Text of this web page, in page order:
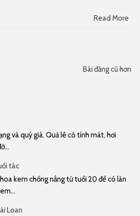
Read More
Bài đăng cũ hơn
và quý giá. Quả lê có tính mát, hơi
tác
kem chống nắng từ tuổi 20 để có làn
Loan